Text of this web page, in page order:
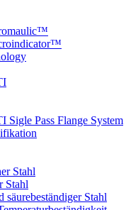
Pass Flange System
Stahl
Stahl
säurebeständiger Stahl